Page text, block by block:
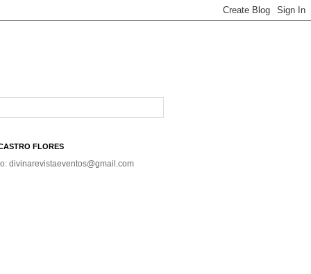
FLORES
divinarevistaeventos@gmail.com